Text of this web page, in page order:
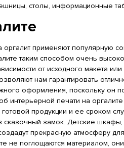
столы, информационные
применяют популярную
таким способом очень
от исходного макета
нам гарантировать
оформления, поскольку
интерьерной печати на
готовой продукции и ее сроком
сказочный замок. Детские
прекрасную атмосферу
не поглощаются материалом,